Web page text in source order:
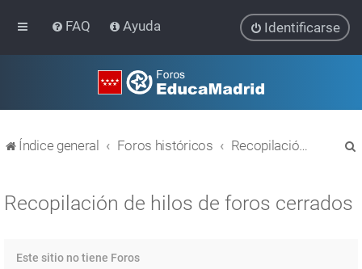
FAQ Ayuda Identificarse
Índice general Foros históricos Recopilación de hilos de foros cerrados
Recopilación de hilos de foros cerrados
Este sitio no tiene Foros